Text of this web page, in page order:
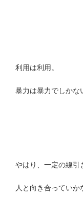
利用は利用。
暴力は暴力でしかな
やはり、一定の線引
人と向き合っていか